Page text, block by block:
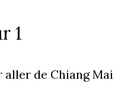
1
aller de Chiang